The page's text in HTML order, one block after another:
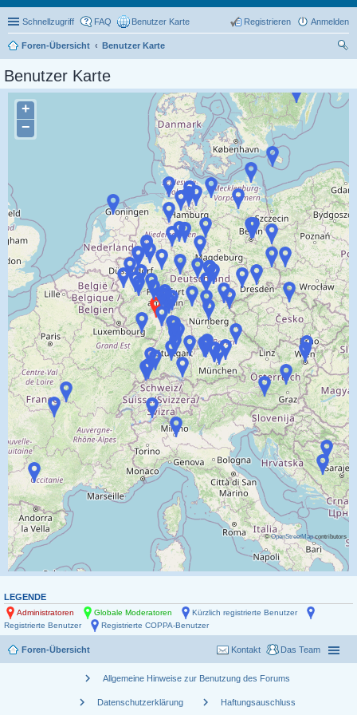
Schnellzugriff FAQ Benutzer Karte Anmelden
Registrieren
Foren-Übersicht
Benutzer Karte
Benutzer Karte
+
−
©OpenStreetMapcontributors
LEGENDE
Administratoren Globale Moderatoren
Kürzlich registrierte Benutzer
Registrierte Benutzer
Registrierte COPPA-Benutzer
Foren-Übersicht Das Team
Kontakt
chevron_right Allgemeine Hinweise zur Benutzung des Forums
chevron_right Datenschutzerklärung chevron_right Haftungsauschluss